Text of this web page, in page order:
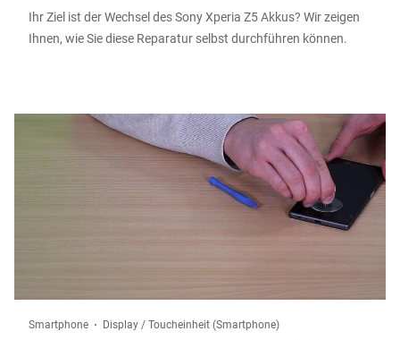
Ihr Ziel ist der Wechsel des Sony Xperia Z5 Akkus? Wir zeigen
Ihnen, wie Sie diese Reparatur selbst durchführen können.
Smartphone Display / Toucheinheit (Smartphone)